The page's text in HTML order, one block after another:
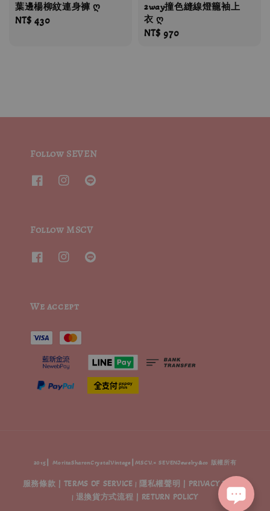
葉邊楊柳紋連身褲 ღ
Regular
NT$ 430
2way撞色縫線燈籠袖上
衣 ღ
Regular
NT$ 970
Follow SEVEN
Follow MSCV
We accept
2015┃ MoritaSharonCrystalVintage┃MSCV.× SEVENJewelry&co 版權所有
服務條款 | TERMS OF SERVICE 隱私權聲明 | PRIVACY POLICY
退換貨方式流程 | RETURN POLICY